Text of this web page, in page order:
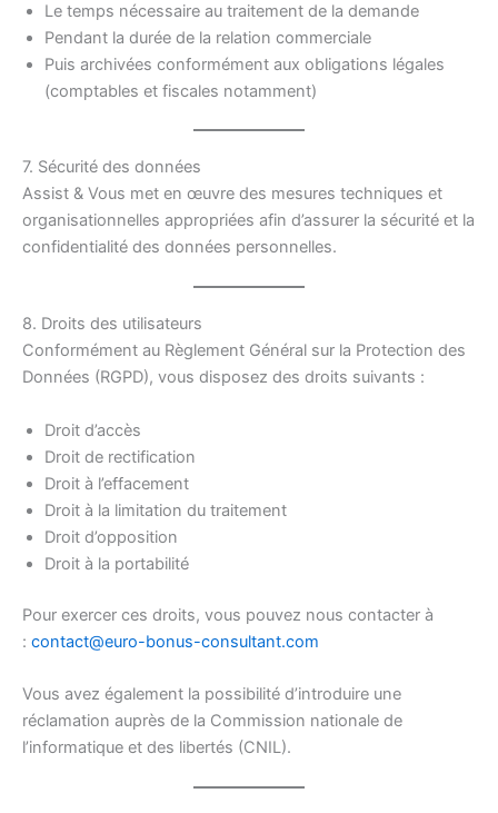
Le temps nécessaire au traitement de la demande
Pendant la durée de la relation commerciale
Puis archivées conformément aux obligations légales
(comptables et fiscales notamment)
7. Sécurité des données
Assist & Vous met en œuvre des mesures techniques et
organisationnelles appropriées afin d’assurer la sécurité et la
confidentialité des données personnelles.
8. Droits des utilisateurs
Conformément au Règlement Général sur la Protection des
Données (RGPD), vous disposez des droits suivants :
Droit d’accès
Droit de rectification
Droit à l’effacement
Droit à la limitation du traitement
Droit d’opposition
Droit à la portabilité
Pour exercer ces droits, vous pouvez nous contacter à
: contact@euro-bonus-consultant.com
Vous avez également la possibilité d’introduire une
réclamation auprès de la Commission nationale de
l’informatique et des libertés (CNIL).